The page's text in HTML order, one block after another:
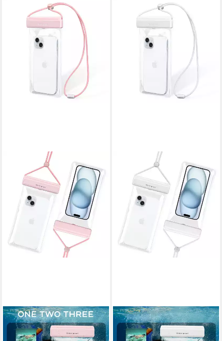
CADORABO
Handytasche für Universal
Tasche (1-tlg), Schutzhülle
CADORABO
Handytasche für Universal
Tasche (1-tlg), Schutzhülle